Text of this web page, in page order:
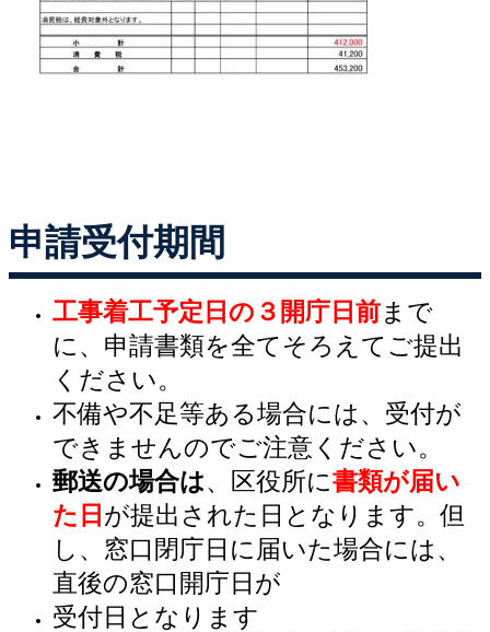
申請受付期間
工事着工予定日の３開庁日前まで
に、申請書類を全てそろえてご提出
ください。
不備や不足等ある場合には、受付が
できませんのでご注意ください。
郵送の場合は、区役所に書類が届い
た日 が提出された日となります。但
し、窓口閉庁日に届いた場合には、
直後の窓口開庁日が
受付日となります